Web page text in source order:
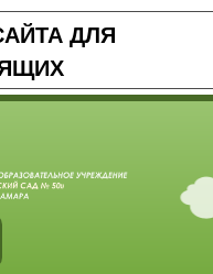
ДЛЯ